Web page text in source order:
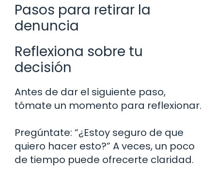
Pasos para retirar la
denuncia
Reflexiona sobre tu
decisión
Antes de dar el siguiente paso,
tómate un momento para reflexionar.
Pregúntate: “¿Estoy seguro de que
quiero hacer esto?” A veces, un poco
de tiempo puede ofrecerte claridad.